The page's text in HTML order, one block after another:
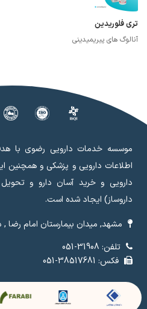
تری فلوریدین
آنالوگ های پیریمیدینی
موسسه خدمات دارویی رضوی با
اطلاعات دارویی و پزشکی و همچنین
دارویی و خرید آسان دارو و
داروساز) ایجاد شده است.
مشهد, میدان بیمارستان امام رضا ,
تلفن: 31908-051
فکس: 38517681-051